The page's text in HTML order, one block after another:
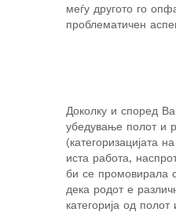
меѓу другото го
проблематичен
Доколку и според
убедување полот и
(категоризацијата
иста работа,
би се промовирала
дека родот е
категорија од полот